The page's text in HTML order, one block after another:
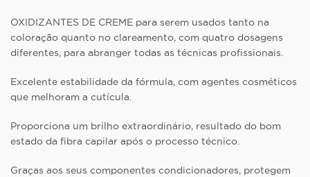
OXIDIZANTES DE CREME para serem usados tanto na
coloração quanto no clareamento, com quatro dosagens
diferentes, para abranger todas as técnicas profissionais.
Excelente estabilidade da fórmula, com agentes cosméticos
que melhoram a cutícula.
Proporciona um brilho extraordinário, resultado do bom
estado da fibra capilar após o processo técnico.
Graças aos seus componentes condicionadores, protegem